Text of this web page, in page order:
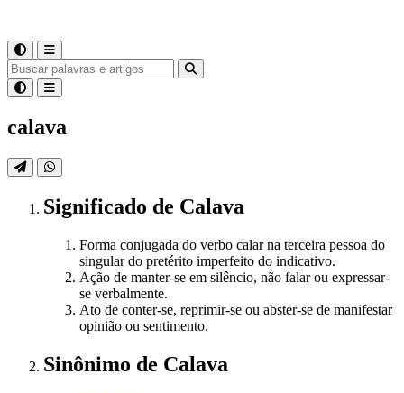
calava
Significado de Calava
Forma conjugada do verbo calar na terceira pessoa do
singular do pretérito imperfeito do indicativo.
Ação de manter-se em silêncio, não falar ou expressar-
se verbalmente.
Ato de conter-se, reprimir-se ou abster-se de manifestar
opinião ou sentimento.
Sinônimo de Calava